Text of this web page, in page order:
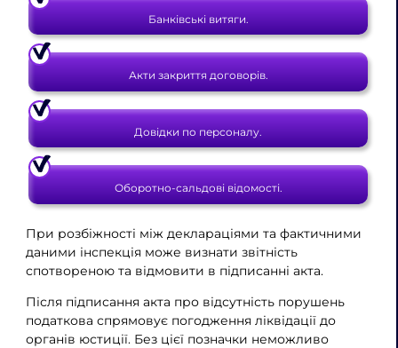
Банківські витяги.
Акти закриття договорів.
Довідки по персоналу.
Оборотно-сальдові відомості.
При розбіжності між деклараціями та фактичними
даними інспекція може визнати звітність
спотвореною та відмовити в підписанні акта.
Після підписання акта про відсутність порушень
податкова спрямовує погодження ліквідації до
органів юстиції. Без цієї позначки неможливо